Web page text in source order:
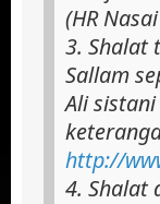
(HR
3. Shalat
Sallam
Ali
http://
4. Shalat